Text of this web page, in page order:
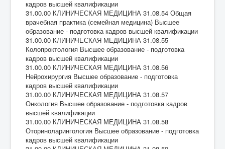
кадров высшей квалификации
31.00.00 КЛИНИЧЕСКАЯ МЕДИЦИНА 31.08.54 Общая
врачебная практика (семейная медицина) Высшее
образование - подготовка кадров высшей квалификации
31.00.00 КЛИНИЧЕСКАЯ МЕДИЦИНА 31.08.55
Колопроктология Высшее образование - подготовка
кадров высшей квалификации
31.00.00 КЛИНИЧЕСКАЯ МЕДИЦИНА 31.08.56
Нейрохирургия Высшее образование - подготовка
кадров высшей квалификации
31.00.00 КЛИНИЧЕСКАЯ МЕДИЦИНА 31.08.57
Онкология Высшее образование - подготовка кадров
высшей квалификации
31.00.00 КЛИНИЧЕСКАЯ МЕДИЦИНА 31.08.58
Оториноларингология Высшее образование - подготовка
кадров высшей квалификации